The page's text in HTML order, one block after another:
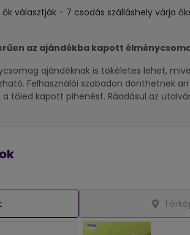
választják - 7 csodás szálláshely várja
az ajándékba kapott
ajándéknak is tökéletes lehet,
Felhasználói szabadon dönthetnek
tőled kapott pihenést. Ráadásul az